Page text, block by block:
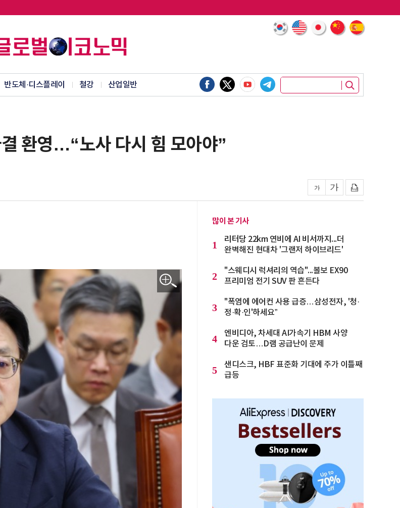
반도체·디스플레이 철강 산업일반
환영…“노사 다시 힘 모아야”
많이 본 기사
1
리터당 22km 연비에 AI 비서까지...더
완벽해진 현대차 '그랜저 하이브리드'
2
"스웨디시 럭셔리의 역습"...볼보 EX90
프리미엄 전기 SUV 판 흔든다
3
"폭염에 에어컨 사용 급증…삼성전자, '청·
정·확·인'하세요”
4
엔비디아, 차세대 AI가속기 HBM 사양
다운 검토…D램 공급난이 문제
5
샌디스크, HBF 표준화 기대에 주가 이틀째
급등